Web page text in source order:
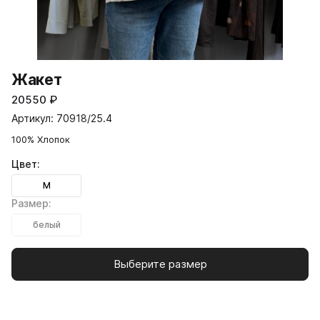
Жакет
20550 ₽
Артикул: 70918/25.4
100% Хлопок
Цвет:
M
Размер:
белый
Выберите размер